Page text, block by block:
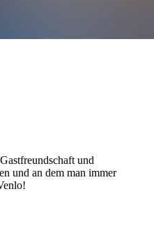
und
und an dem man immer